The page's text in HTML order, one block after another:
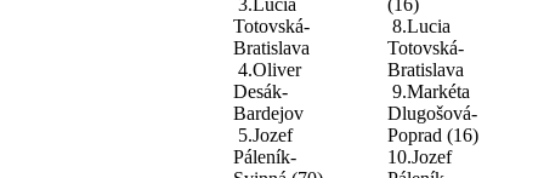
Totovská-
Bratislava
4.Oliver
Desák-
Bardejov
5.Jozef
Páleník-
8.Lucia
Totovská-
Bratislava
9.Markéta
Dlugošová-
Poprad (16)
10.Jozef